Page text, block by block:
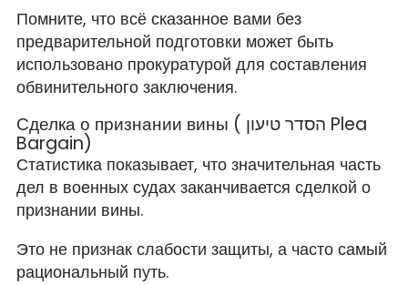
Помните, что всё сказанное вами без
предварительной подготовки может быть
использовано прокуратурой для составления
обвинительного заключения.
Сделка о признании вины ( הסדר טיעון Plea
Bargain)
Статистика показывает, что значительная часть
дел в военных судах заканчивается сделкой о
признании вины.
Это не признак слабости защиты, а часто самый
рациональный путь.